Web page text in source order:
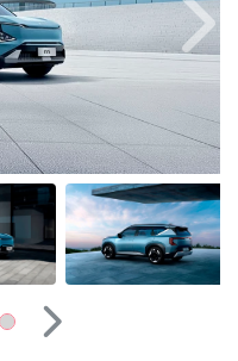
Próximo